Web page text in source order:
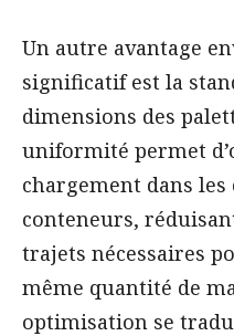
Un autre avantage
significatif est la
dimensions des
uniformité permet
chargement dans les
conteneurs,
trajets nécessaires
même quantité de
optimisation se